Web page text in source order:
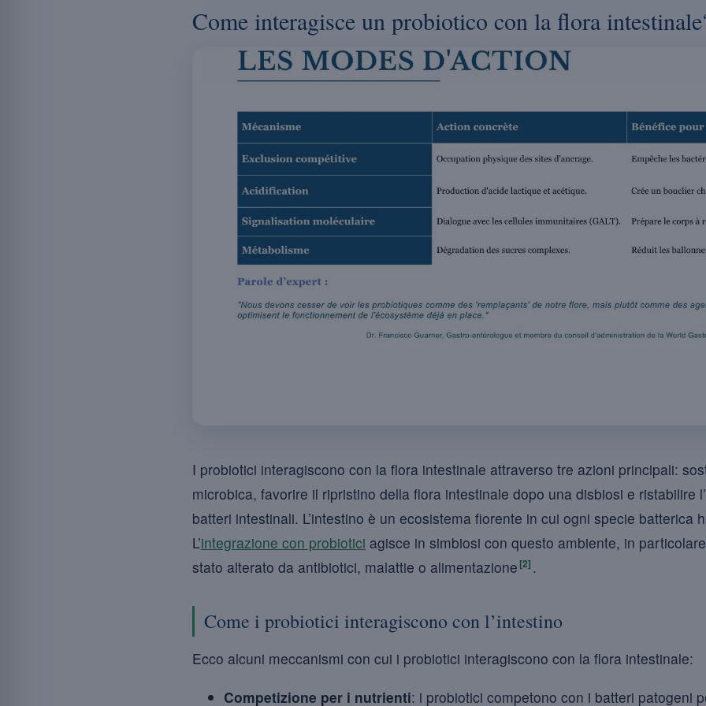
Come interagisce un probiotico con la flora
I probiotici interagiscono con la flora intestinale attraverso tre azioni principali:
microbica, favorire il ripristino della flora intestinale dopo una disbiosi e ristabilire
batteri intestinali. L’intestino è un ecosistema fiorente in cui ogni specie batterica
L’integrazione con probiotici agisce in simbiosi con questo ambiente, in
stato alterato da antibiotici, malattie o alimentazione [2] .
Come i probiotici interagiscono con l’intestino
Ecco alcuni meccanismi con cui i probiotici interagiscono con la flora intestinale:
Competizione per i nutrienti: i probiotici competono con i batteri patogeni